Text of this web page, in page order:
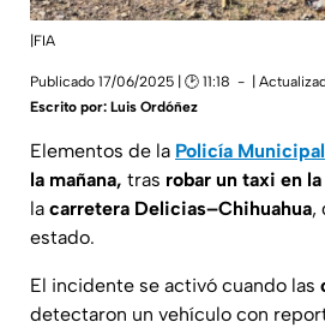
|FIA
Publicado 17/06/2025 | 🕑 11:18 |
Escrito por: Luis Ordóñez
Elementos de la Policía Municipal
la mañana, tras robar un taxi en
la carretera Delicias–Chihuahua,
estado.
El incidente se activó cuando las
detectaron un vehículo con